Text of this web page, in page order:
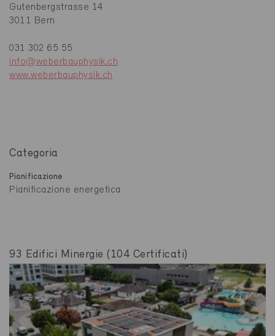
Gutenbergstrasse 14
3011 Bern
031 302 65 55
info@weberbauphysik.ch
www.weberbauphysik.ch
Categoria
Pianificazione
Pianificazione energetica
93 Edifici Minergie (104 Certificati)